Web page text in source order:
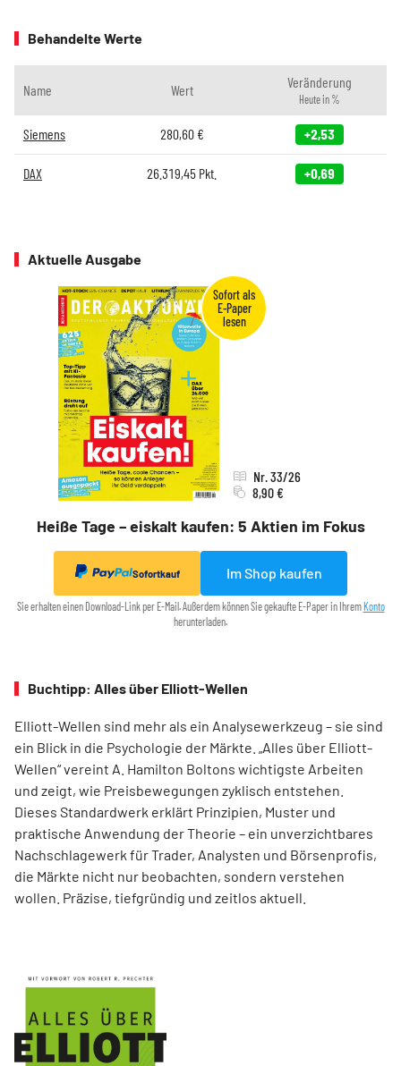
Behandelte Werte
Name Wert Veränderung
Heute in %
Siemens 280,60€ +2,53
DAX 26.319,45 Pkt. +0,69
Aktuelle Ausgabe
Heiße Tage – eiskalt kaufen: 5 Aktien im Fokus
Nr. 33/26
8,90 €
Sofortkauf Im Shop kaufen
Sie erhalten einen Download-Link per E-Mail. Außerdem können Sie gekaufte E-Paper in Ihrem Konto
herunterladen.
Buchtipp: Alles über Elliott-Wellen
Elliott-Wellen sind mehr als ein Analysewerkzeug – sie sind
ein Blick in die Psychologie der Märkte. „Alles über Elliott-
Wellen“ vereint A. Hamilton Boltons wichtigste Arbeiten
und zeigt, wie Preisbewegungen zyklisch entstehen.
Dieses Standardwerk erklärt Prinzipien, Muster und
praktische Anwendung der Theorie – ein unverzichtbares
Nachschlagewerk für Trader, Analysten und Börsenprofis,
die Märkte nicht nur beobachten, sondern verstehen
wollen. Präzise, tiefgründig und zeitlos aktuell.